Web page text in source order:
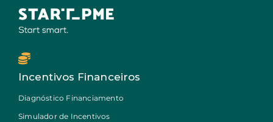
Incentivos Financeiros
Diagnóstico Financiamento
Simulador de Incentivos